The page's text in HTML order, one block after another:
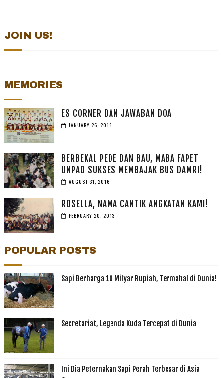
JOIN US!
MEMORIES
ES CORNER DAN JAWABAN DOA
JANUARY 26, 2018
BERBEKAL PEDE DAN BAU, MABA FAPET
UNPAD SUKSES MEMBAJAK BUS DAMRI!
AUGUST 31, 2016
ROSELLA, NAMA CANTIK ANGKATAN KAMI!
FEBRUARY 20, 2013
POPULAR POSTS
Sapi Berharga 10 Milyar Rupiah, Termahal di Dunia!
Secretariat, Legenda Kuda Tercepat di Dunia
Ini Dia Peternakan Sapi Perah Terbesar di Asia